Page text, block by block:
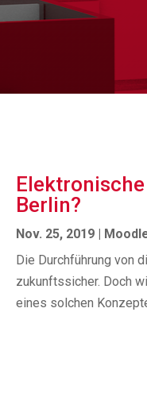
Berlin?
Nov. 25, 2019 |
Die Durchführung von
zukunftssicher. Doch
eines solchen